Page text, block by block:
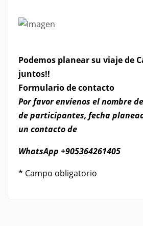
Podemos planear su viaje de
juntos!!
​Formulario de contacto
Por favor envíenos el nombre
de participantes, fecha
un contacto de
WhatsApp +905364261405
* Campo obligatorio